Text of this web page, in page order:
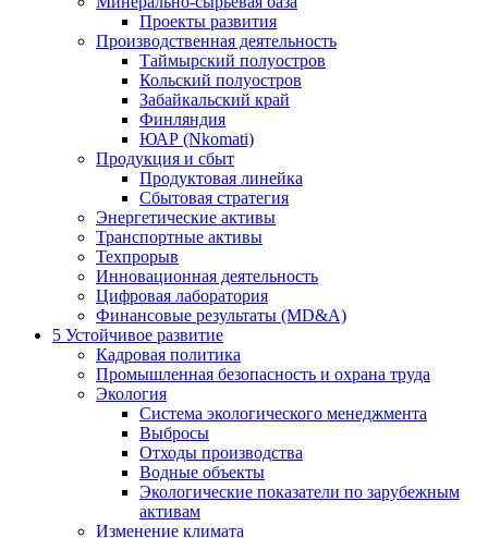
Проекты развития
Производственная деятельность
Таймырский полуостров
Кольский полуостров
Забайкальский край
Финляндия
ЮАР (Nkomati)
Продукция и сбыт
Продуктовая линейка
Сбытовая стратегия
Энергетические активы
Транспортные активы
Техпрорыв
Инновационная деятельность
Цифровая лаборатория
Финансовые результаты (MD&A)
5 Устойчивое развитие
Кадровая политика
Промышленная безопасность и охрана труда
Экология
Система экологического менеджмента
Выбросы
Отходы производства
Водные объекты
Экологические показатели по зарубежным
активам
Изменение климата